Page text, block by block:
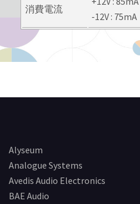
消費電流
-12V : 75mA
Alyseum
Analogue Systems
Avedis Audio Electronics
BAE Audio